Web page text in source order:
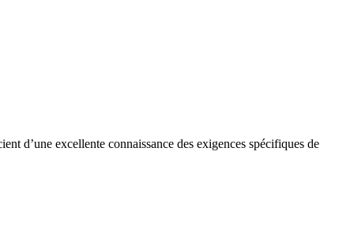
d’une excellente connaissance des exigences spécifiques de